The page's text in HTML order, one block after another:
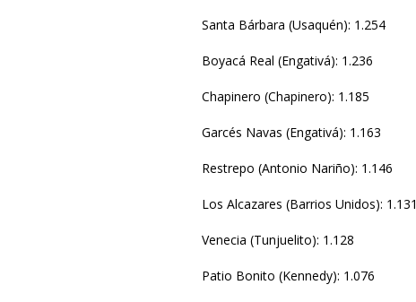
Santa Bárbara (Usaquén): 1.254
Boyacá Real (Engativá): 1.236
Chapinero (Chapinero): 1.185
Garcés Navas (Engativá): 1.163
Restrepo (Antonio Nariño): 1.146
Los Alcazares (Barrios Unidos): 1.131
Venecia (Tunjuelito): 1.128
Patio Bonito (Kennedy): 1.076